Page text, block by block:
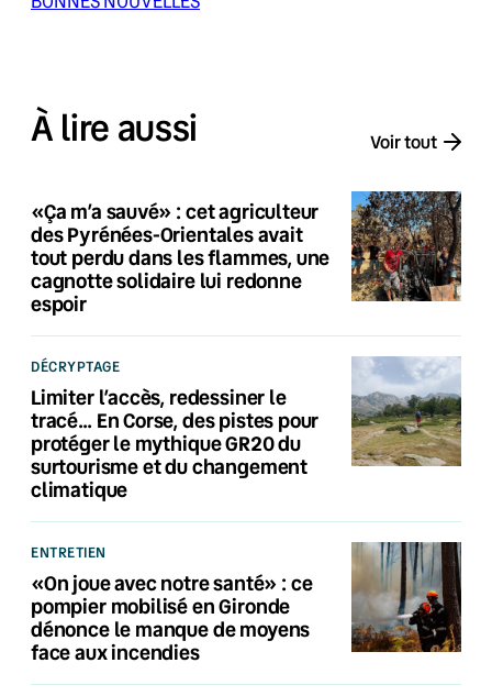
À lire aussi Voir tout
«Ça m’a sauvé» : cet agriculteur
des Pyrénées-Orientales avait
tout perdu dans les flammes, une
cagnotte solidaire lui redonne
espoir
DÉCRYPTAGE
Limiter l’accès, redessiner le
tracé… En Corse, des pistes pour
protéger le mythique GR20 du
surtourisme et du changement
climatique
ENTRETIEN
«On joue avec notre santé» : ce
pompier mobilisé en Gironde
dénonce le manque de moyens
face aux incendies